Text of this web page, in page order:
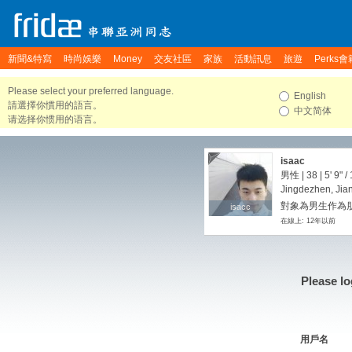
新聞&特寫 時尚娛樂 Money 交友社區 家族 活動訊息 旅遊 Perks會
Please select your preferred language.
請選擇你慣用的語言。
请选择你惯用的语言。
English
中文简体
isacc
isacc
isaac
男性 | 38 | 5' 9" /
Jingdezhen,
對象為男生作為
在線上: 12年以前
Please
用戶名